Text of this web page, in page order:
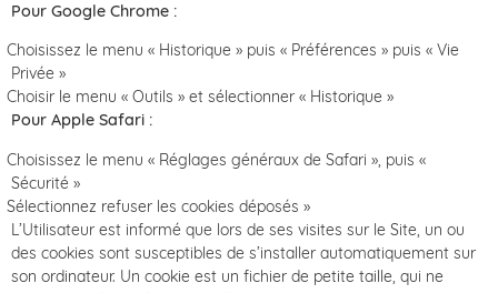
Pour Google Chrome :
Choisissez le menu « Historique » puis « Préférences » puis « Vie
Privée »
Choisir le menu « Outils » et sélectionner « Historique »
Pour Apple Safari :
Choisissez le menu « Réglages généraux de Safari », puis «
Sécurité »
Sélectionnez refuser les cookies déposés »
L’Utilisateur est informé que lors de ses visites sur le Site, un ou
des cookies sont susceptibles de s’installer automatiquement sur
son ordinateur. Un cookie est un fichier de petite taille, qui ne